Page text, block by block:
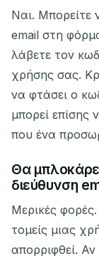
Ναι. Μπορείτε
email στη
λάβετε τον
χρήσης σας.
να φτάσει ο
μπορεί επίσης
που ένα
Θα
διεύθυνση
Μερικές
τομείς μιας
απορριφθεί.